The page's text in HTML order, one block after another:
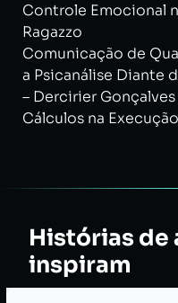
Controle Emocional
Ragazzo
Comunicação de
a Psicanálise Diante
– Dercirier Gonçalves
Cálculos na
Histórias de
inspiram